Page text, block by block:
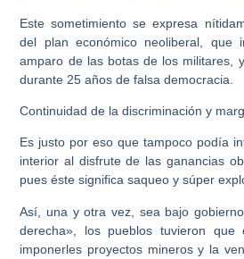
Este sometimiento se expresa
del plan económico neoliberal, que
amparo de las botas de los militares,
durante 25 años de falsa democracia.
Continuidad de la discriminación y
Es justo por eso que tampoco podía
interior al disfrute de las ganancias
pues éste significa saqueo y súper
Así, una y otra vez, sea bajo
derecha», los pueblos tuvieron que
imponerles proyectos mineros y la